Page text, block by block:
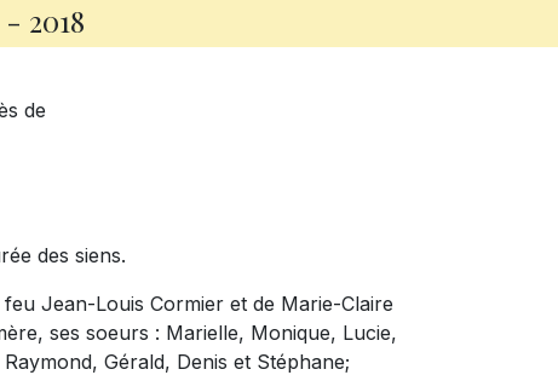
- 2018
de
des siens.
Jean-Louis Cormier et de Marie-Claire
ses soeurs : Marielle, Monique, Lucie,
Gérald, Denis et Stéphane;